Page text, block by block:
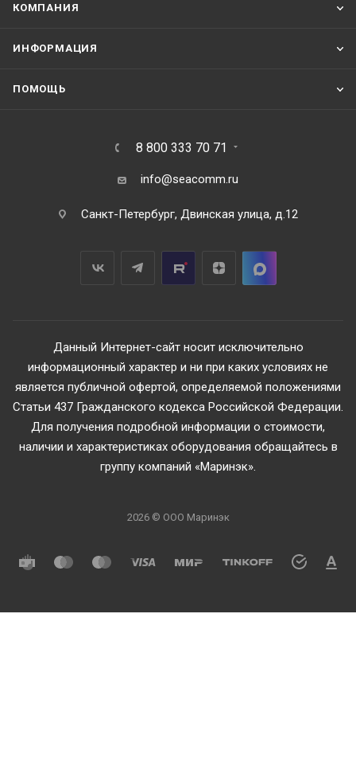
КОМПАНИЯ
ИНФОРМАЦИЯ
ПОМОЩЬ
8 800 333 70 71
info@seacomm.ru
Санкт-Петербург, Двинская улица, д.12
Данный Интернет-сайт носит исключительно
информационный характер и ни при каких условиях не
является публичной офертой, определяемой положениями
Статьи 437 Гражданского кодекса Российской Федерации.
Для получения подробной информации о стоимости,
наличии и характеристиках оборудования обращайтесь в
группу компаний «Маринэк».
2026 © ООО Маринэк